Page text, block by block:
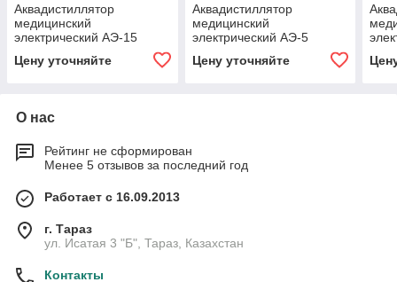
Аквадистиллятор
медицинский
электрический АЭ-15
Цену уточняйте
Аквадистиллятор
медицинский
электрический АЭ-5
Цену уточняйте
О нас
Рейтинг не сформирован
Менее 5 отзывов за последний год
Работает с 16.09.2013
г. Тараз
ул. Исатая 3 "Б", Тараз, Казахстан
Контакты